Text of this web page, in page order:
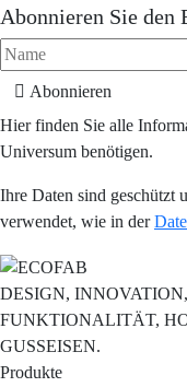
Abonnieren Sie den
Abonnieren
Hier finden Sie alle
Universum benötigen.
Ihre Daten sind geschützt
verwendet, wie in der
DESIGN,
FUNKTIONALITÄT,
GUSSEISEN.
Produkte